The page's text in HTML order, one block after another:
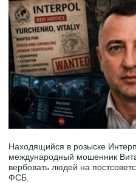
Находящийся в розыске
международный мошенник
вербовать людей на
ФСБ.